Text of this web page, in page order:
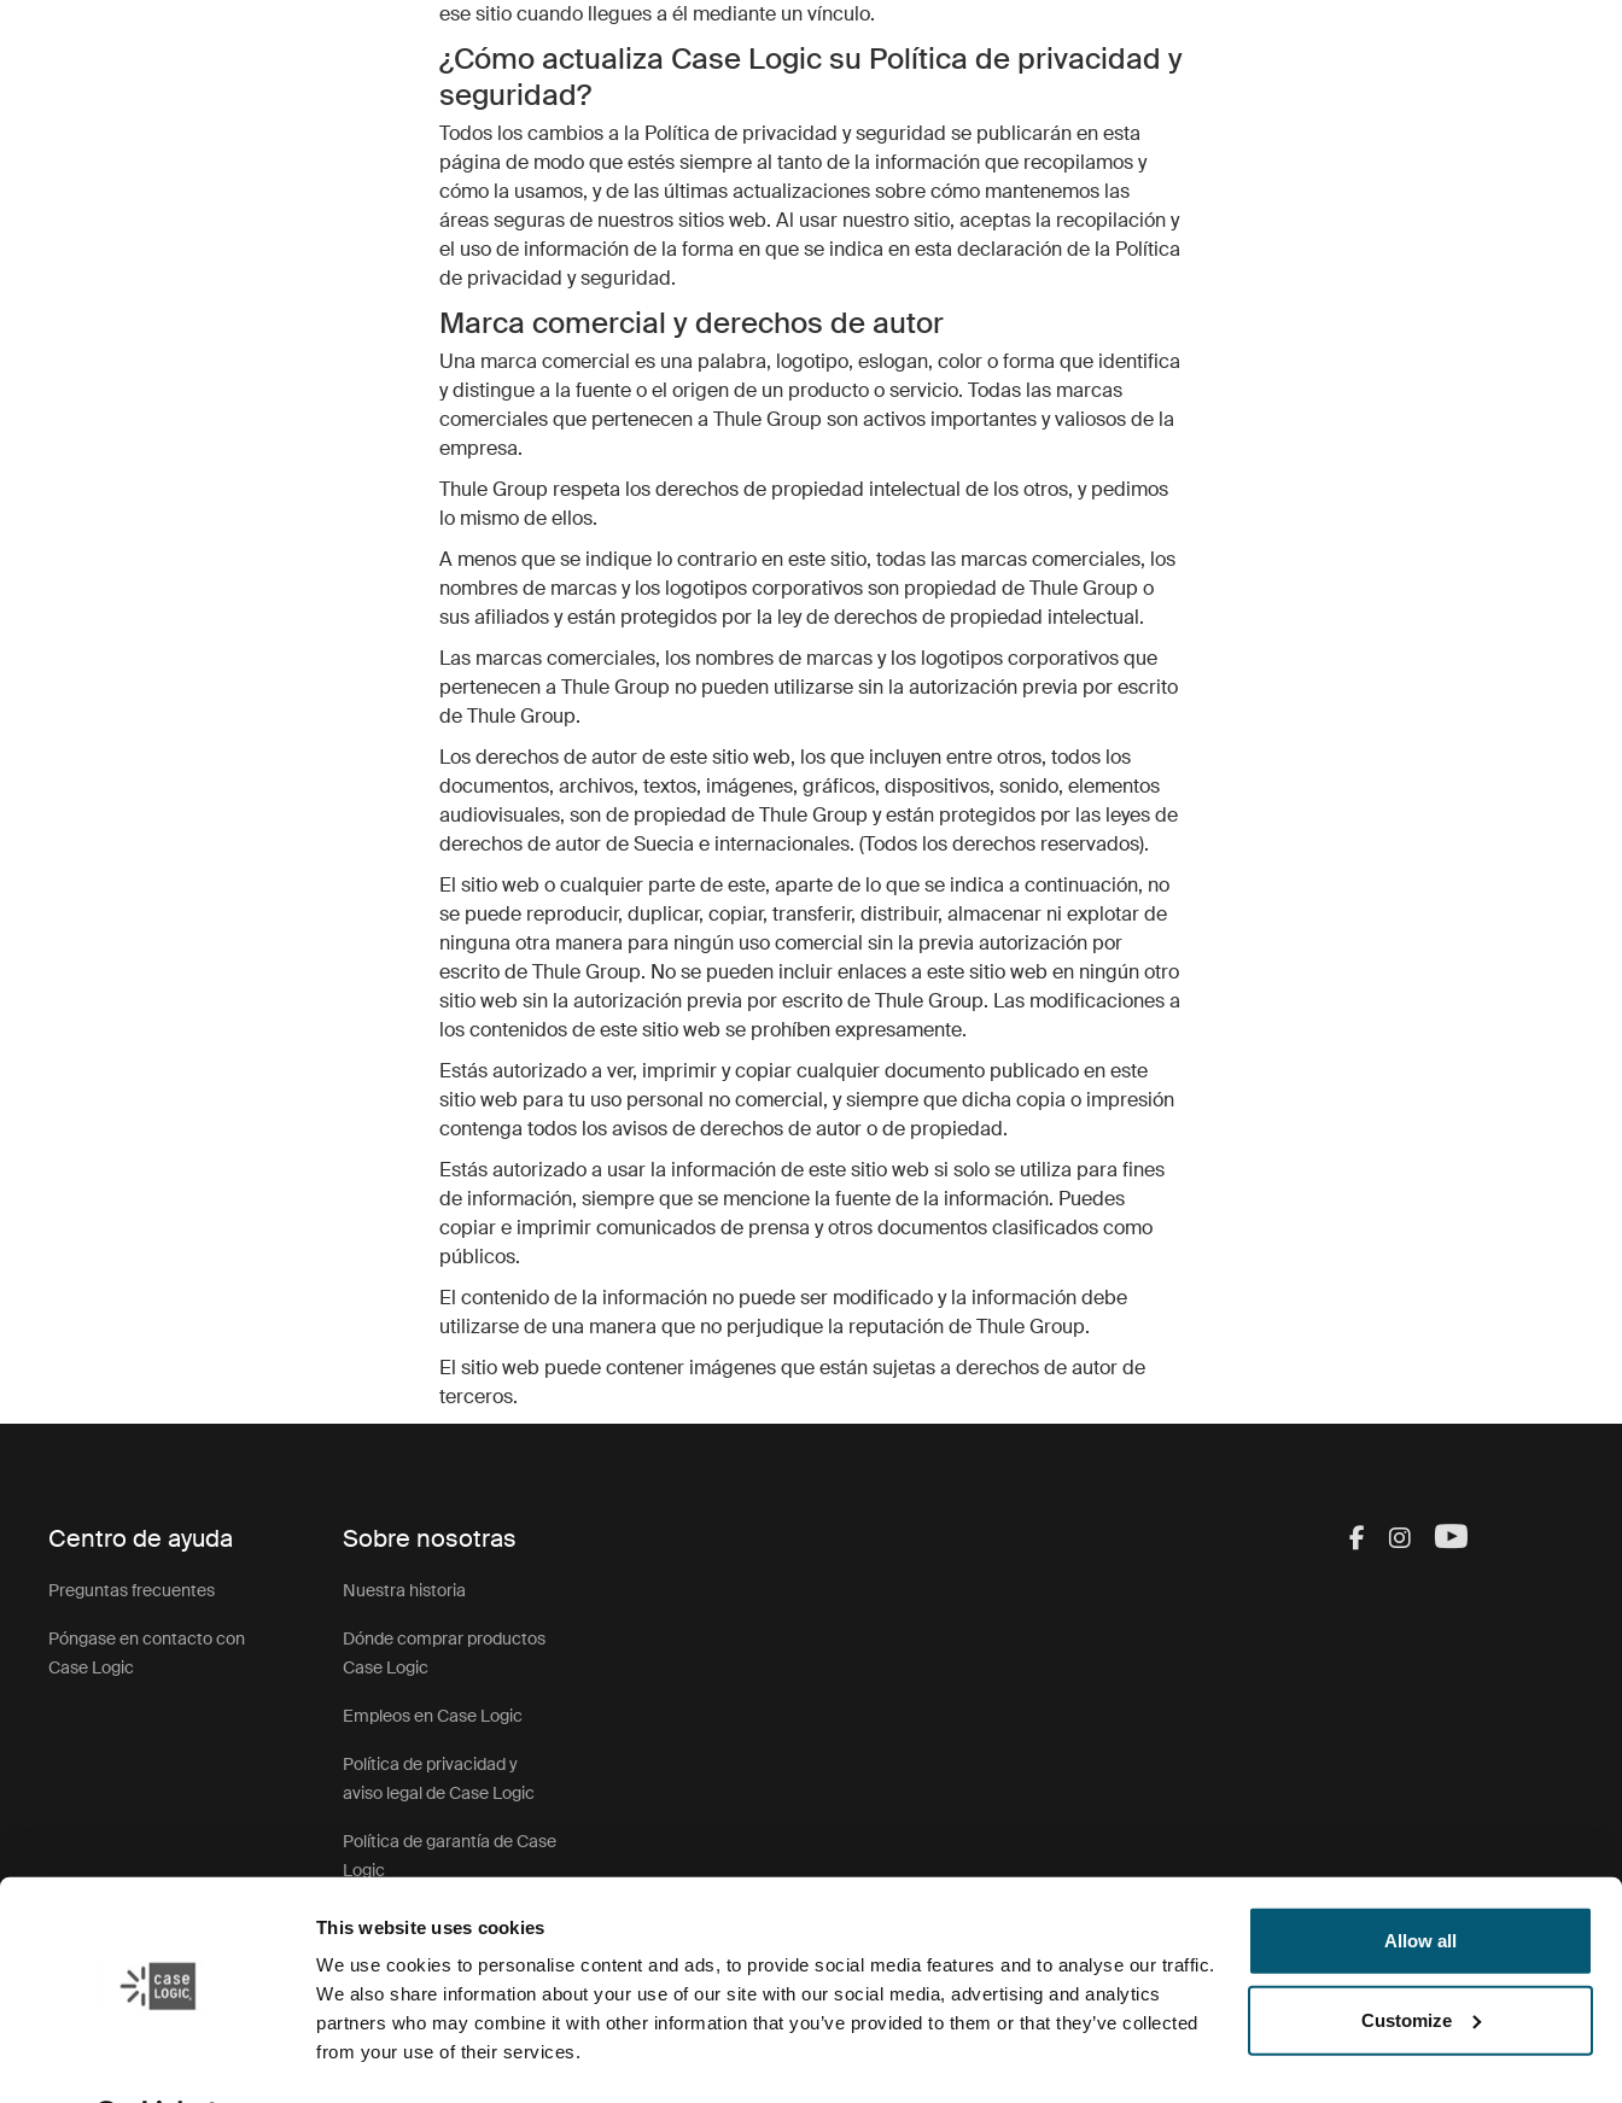
This website uses cookies
We use cookies to personalise content and ads, to provide social media features and to analyse our traffic.
We also share information about your use of our site with our social media, advertising and analytics
partners who may combine it with other information that you’ve provided to them or that they’ve collected
from your use of their services.
Allow all
Customize
ese sitio cuando llegues a él mediante un vínculo.
¿Cómo actualiza Case Logic su Política de privacidad y
seguridad?
Todos los cambios a la Política de privacidad y seguridad se publicarán en esta
página de modo que estés siempre al tanto de la información que recopilamos y
cómo la usamos, y de las últimas actualizaciones sobre cómo mantenemos las
áreas seguras de nuestros sitios web. Al usar nuestro sitio, aceptas la recopilación y
el uso de información de la forma en que se indica en esta declaración de la Política
de privacidad y seguridad.
Marca comercial y derechos de autor
Una marca comercial es una palabra, logotipo, eslogan, color o forma que identifica
y distingue a la fuente o el origen de un producto o servicio. Todas las marcas
comerciales que pertenecen a Thule Group son activos importantes y valiosos de la
empresa.
Thule Group respeta los derechos de propiedad intelectual de los otros, y pedimos
lo mismo de ellos.
A menos que se indique lo contrario en este sitio, todas las marcas comerciales, los
nombres de marcas y los logotipos corporativos son propiedad de Thule Group o
sus afiliados y están protegidos por la ley de derechos de propiedad intelectual.
Las marcas comerciales, los nombres de marcas y los logotipos corporativos que
pertenecen a Thule Group no pueden utilizarse sin la autorización previa por escrito
de Thule Group.
Los derechos de autor de este sitio web, los que incluyen entre otros, todos los
documentos, archivos, textos, imágenes, gráficos, dispositivos, sonido, elementos
audiovisuales, son de propiedad de Thule Group y están protegidos por las leyes de
derechos de autor de Suecia e internacionales. (Todos los derechos reservados).
El sitio web o cualquier parte de este, aparte de lo que se indica a continuación, no
se puede reproducir, duplicar, copiar, transferir, distribuir, almacenar ni explotar de
ninguna otra manera para ningún uso comercial sin la previa autorización por
escrito de Thule Group. No se pueden incluir enlaces a este sitio web en ningún otro
sitio web sin la autorización previa por escrito de Thule Group. Las modificaciones a
los contenidos de este sitio web se prohíben expresamente.
Estás autorizado a ver, imprimir y copiar cualquier documento publicado en este
sitio web para tu uso personal no comercial, y siempre que dicha copia o impresión
contenga todos los avisos de derechos de autor o de propiedad.
Estás autorizado a usar la información de este sitio web si solo se utiliza para fines
de información, siempre que se mencione la fuente de la información. Puedes
copiar e imprimir comunicados de prensa y otros documentos clasificados como
públicos.
El contenido de la información no puede ser modificado y la información debe
utilizarse de una manera que no perjudique la reputación de Thule Group.
El sitio web puede contener imágenes que están sujetas a derechos de autor de
terceros.
Centro de ayuda
Preguntas frecuentes
Póngase en contacto con
Case Logic
Sobre nosotras
Nuestra historia
Dónde comprar productos
Case Logic
Empleos en Case Logic
Política de privacidad y
aviso legal de Case Logic
Política de garantía de Case
Logic
Visit Thule on
Visit Thule on
Visit Thule
Política de privacidad y aviso legal de Case Logic Política de cookies Configuración de cookies